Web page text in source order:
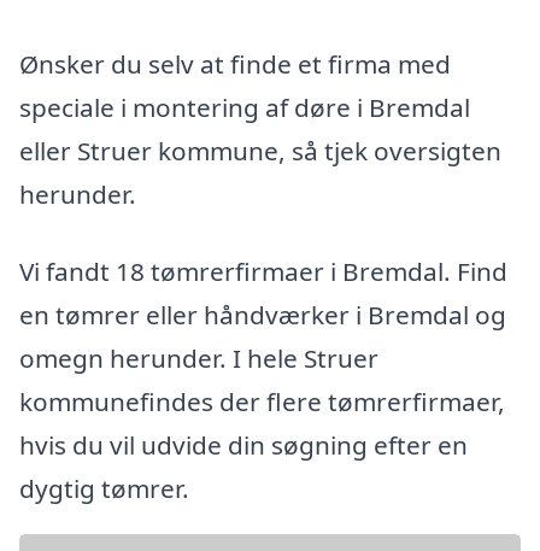
Ønsker du selv at finde et firma med
speciale i montering af døre i Bremdal
eller Struer kommune, så tjek oversigten
herunder.
Vi fandt 18 tømrerfirmaer i Bremdal. Find
en tømrer eller håndværker i Bremdal og
omegn herunder. I hele Struer
kommunefindes der flere tømrerfirmaer,
hvis du vil udvide din søgning efter en
dygtig tømrer.